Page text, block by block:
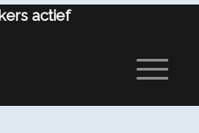
actief